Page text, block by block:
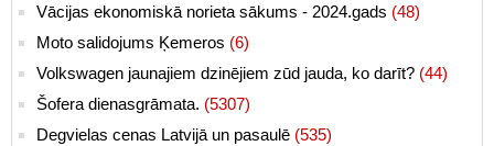
Vācijas ekonomiskā norieta sākums - 2024.gads (48)
Moto salidojums Ķemeros (6)
Volkswagen jaunajiem dzinējiem zūd jauda, ko darīt? (44)
Šofera dienasgrāmata. (5307)
Degvielas cenas Latvijā un pasaulē (535)